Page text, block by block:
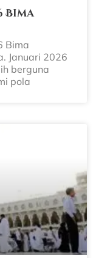
Bima
Bima
Januari 2026
berguna
pola